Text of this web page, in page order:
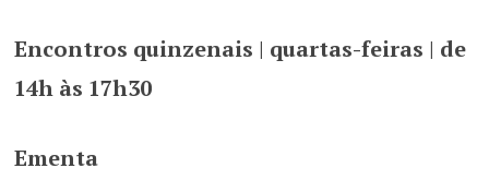
Encontros quinzenais | quartas-feiras | de
14h às 17h30
Ementa